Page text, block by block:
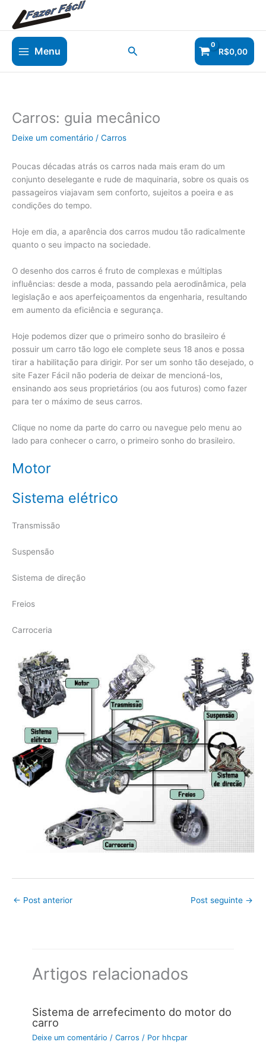
para
o
conteúdo Menu Pesquisar R$0,00
Carros: guia mecânico
Deixe um comentário / Carros
Poucas décadas atrás os carros nada mais eram do um
conjunto deselegante e rude de maquinaria, sobre os quais os
passageiros viajavam sem conforto, sujeitos a poeira e as
condições do tempo.
Hoje em dia, a aparência dos carros mudou tão radicalmente
quanto o seu impacto na sociedade.
O desenho dos carros é fruto de complexas e múltiplas
influências: desde a moda, passando pela aerodinâmica, pela
legislação e aos aperfeiçoamentos da engenharia, resultando
em aumento da eficiência e segurança.
Hoje podemos dizer que o primeiro sonho do brasileiro é
possuir um carro tão logo ele complete seus 18 anos e possa
tirar a habilitação para dirigir. Por ser um sonho tão desejado, o
site Fazer Fácil não poderia de deixar de mencioná-los,
ensinando aos seus proprietários (ou aos futuros) como fazer
para ter o máximo de seus carros.
Clique no nome da parte do carro ou navegue pelo menu ao
lado para conhecer o carro, o primeiro sonho do brasileiro.
Motor
Sistema elétrico
Transmissão
Suspensão
Sistema de direção
Freios
Carroceria
← Post anterior Post seguinte →
Artigos relacionados
Sistema de arrefecimento do motor do
carro
Deixe um comentário /Carros / Por hhcpar